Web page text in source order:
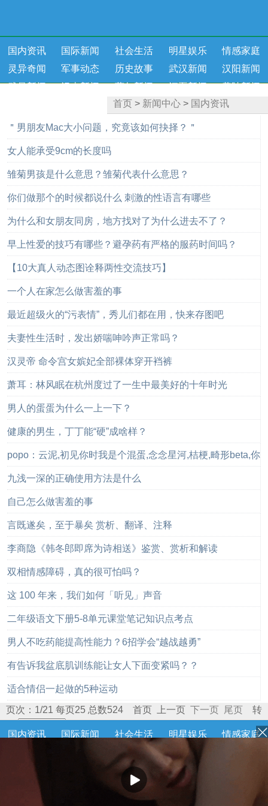
国内资讯 国际新闻 社会生活 明星娱乐
情感家庭
灵异奇闻
军事动态 历史故事 武汉新闻
汉阳新闻
武昌新闻
汉南新闻 蔡甸新闻 江夏新闻
黄陂新闻
首页 > 新闻中心 > 国内资讯
＂男朋友Mac大小问题，究竟该如何抉择？＂
女人能承受9cm的长度吗
雏菊男孩是什么意思？雏菊代表什么意思？
你们做那个的时候都说什么 刺激的性语言有哪些
为什么和女朋友同房，地方找对了为什么进去不了？
早上性爱的技巧有哪些？避孕药有严格的服药时间吗？
【10大真人动态图诠释两性交流技巧】
一个人在家怎么做害羞的事
最近超级火的“污表情”，秀儿们都在用，快来存图吧
夫妻性生活时，发出娇喘呻吟声正常吗？
汉灵帝 命令宫女嫔妃全部裸体穿开裆裤
萧耳：林风眠在杭州度过了一生中最美好的十年时光
男人的蛋蛋为什么一上一下？
健康的男生，丁丁能“硬”成啥样？
popo：云泥,初见你时我是个混蛋,念念星河,桔梗,畸形beta,你
的手好冰，
九浅一深的正确使用方法是什么
自己怎么做害羞的事
言既遂矣，至于暴矣 赏析、翻译、注释
李商隐《韩冬郎即席为诗相送》鉴赏、赏析和解读
双相情感障碍，真的很可怕吗？
这 100 年来，我们如何「听见」声音
二年级语文下册5-8单元课堂笔记知识点考点
男人不吃药能提高性能力？6招学会“越战越勇”
有告诉我盆底肌训练能让女人下面变紧吗？？
适合情侣一起做的5种运动
页次：1/21 每页25 总数524 首页 上一页 下一页 尾页 转
到:
国内资讯
国际新闻 社会生活 明星娱乐
情感家庭
历史故事 武汉新闻
武昌新闻
蔡甸新闻 江夏新闻
新洲新闻